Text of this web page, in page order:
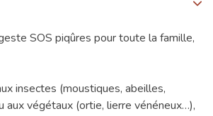
SOS piqûres pour toute la famille,
insectes (moustiques, abeilles,
aux végétaux (ortie, lierre vénéneux…),